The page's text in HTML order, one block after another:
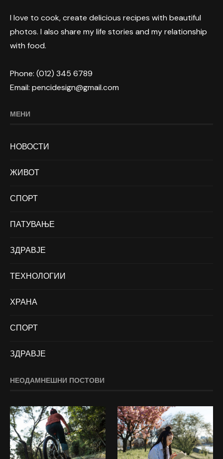
I love to cook, create delicious recipes with beautiful
photos. I also share my life stories and my relationship
with food.
Phone: (012) 345 6789
Email: pencidesign@gmail.com
МЕНИ
НОВОСТИ
ЖИВОТ
СПОРТ
ПАТУВАЊЕ
ЗДРАВЈЕ
ТЕХНОЛОГИИ
ХРАНА
СПОРТ
ЗДРАВЈЕ
НЕОДАМНЕШНИ ПОСТОВИ